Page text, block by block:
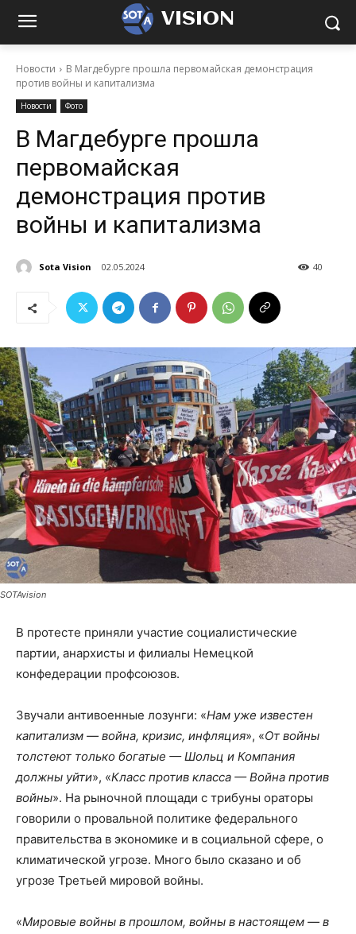
VISION
Новости
В Магдебурге прошла первомайская демонстрация
против войны и капитализма
Новости Фото
В Магдебурге прошла
первомайская
демонстрация против
войны и капитализма
Sota Vision 02.05.2024 40
SOTAvision
В протесте приняли участие социалистические
партии, анархисты и филиалы Немецкой
конфедерации профсоюзов.
Звучали антивоенные лозунги: «Нам уже известен
капитализм — война, кризис, инфляция», «От войны
толстеют только богатые — Шольц и Компания
должны уйти», «Класс против класса — Война против
войны». На рыночной площади с трибуны ораторы
говорили о провальной политике федерального
правительства в экономике и в социальной сфере, о
климатической угрозе. Много было сказано и об
угрозе Третьей мировой войны.
«Мировые войны в прошлом, войны в настоящем — в